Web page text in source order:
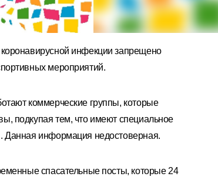
инфекции запрещено
мероприятий.
коммерческие группы, которые
подкупая тем, что имеют специальное
Данная информация недостоверная.
спасательные посты, которые 24